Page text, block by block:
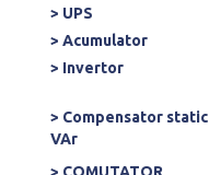
> UPS
> Acumulator
> Invertor
> Compensator static
VAr